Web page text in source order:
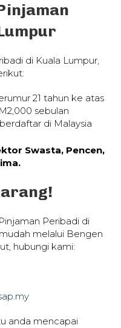
di Kuala Lumpur,
21 tahun ke atas
sebulan
di Malaysia
Swasta, Pencen,
Peribadi di
melalui Bengen
hubungi kami:
anda mencapai